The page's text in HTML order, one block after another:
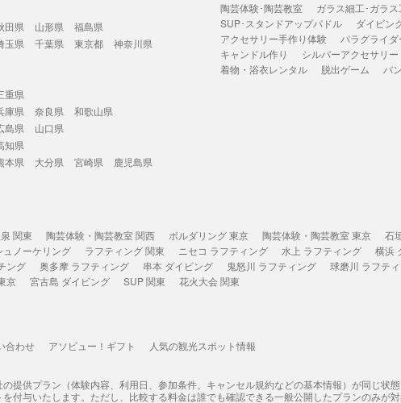
田県 山形県
福島県
玉県 千葉県 東京都
神奈川県
重県
庫県 奈良県
和歌山県
島県
山口県
知県
本県 大分県 宮崎県
鹿児島県
陶芸体験･陶芸教室
ガラス細工･ガラ
SUP･スタンドアップパドル
ダイビン
アクセサリー手作り体験
パラグライダ
キャンドル作り
シルバーアクセサリ
着物・浴衣レンタル
脱出ゲーム バ
関東 陶芸体験・陶芸教室 関西 ボルダリング 東京 陶芸体験・陶芸教室 東京
石
ュノーケリング ラフティング 関東 ニセコ ラフティング 水上 ラフティング
横浜
ング 奥多摩 ラフティング 串本 ダイビング 鬼怒川 ラフティング
球磨川 ラフテ
京 宮古島 ダイビング SUP 関東 花火大会 関東
合わせ アソビュー！ギフト 人気の観光スポット情報
提供プラン（体験内容、利用日、参加条件、キャンセル規約などの基本情報）が同じ状
付与いたします。ただし、比較する料金は誰でも確認できる一般公開したプランのみが